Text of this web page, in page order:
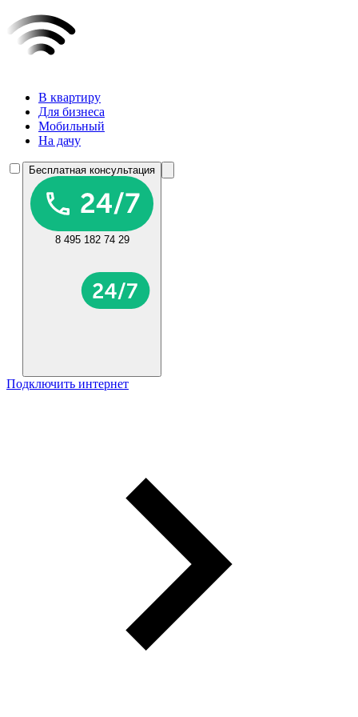
В квартиру
Для бизнеса
Мобильный
На дачу
Бесплатная консультация
8 495 182 74 29
Подключить интернет